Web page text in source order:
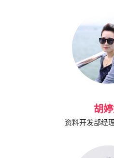
胡
资料开发部经